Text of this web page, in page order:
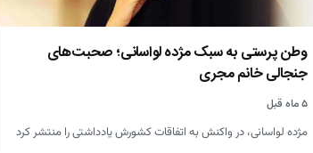
وطن پرستی به سبک مژده لواسانی؛ صحبت‌های
جنجالی خانم مجری
۵ ماه قبل
مژده لواسانی، در واکنش به اتفاقات کشورش یادداشتی را منتشر کرد